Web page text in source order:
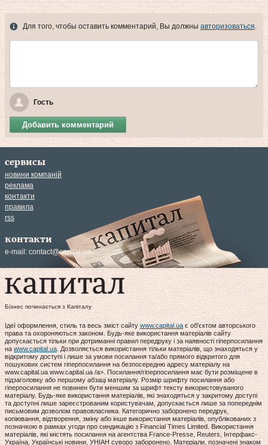
Для того, чтобы оставить комментарий, Вы должны авторизоваться.
Гость
Добавить комментарий
сервисы
новини компаній
реклама
контакти
правила
rss
контакти
e-mail: contact@capital.ua
Бізнес починається з Капіталу
Ідеї оформлення, стиль та весь зміст сайту www.capital.uaє об'єктом авторського
права та охороняються законом. Будь-яке використання матеріалів сайту
допускається тільки при дотриманні правил передруку і за наявності гіперпосилання
наwww.capital.ua. Дозволяється використання тільки матеріалів, що знаходяться у
відкритому доступі і лише за умови посилання та/або прямого відкритого для
пошукових систем гіперпосилання на безпосередню адресу матеріалу на
www.capital.ua www.capital.ua /a>. Посилання/гіперпосилання має бути розміщене в
підзаголовку або першому абзаці матеріалу. Розмір шрифту посилання або
гіперпосилання не повинен бути меншим за шрифт тексту використовуваного
матеріалу. Будь-яке використання матеріалів, які знаходяться у закритому доступі
та доступні лише зареєстрованим користувачам, допускається лише за попереднім
письмовим дозволом правовласника. Категорично заборонено передрук,
копіювання, відтворення, зміну або інше використання матеріалів, опублікованих з
позначкою в рамках угоди про синдикацію з Financial Times Limited. Використання
матеріалів, які містять посилання на агентства France-Presse, Reuters, Інтерфакс-
Україна, Українські новини, УНІАН суворо заборонено. Матеріали, позначені знаком